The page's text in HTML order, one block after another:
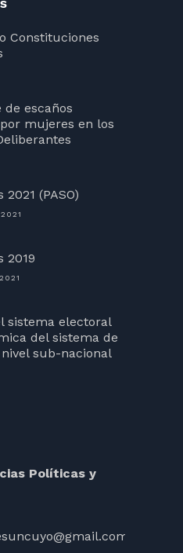
Constituciones
de escaños
mujeres en los
2021 (PASO)
2019
sistema electoral
del sistema de
sub-nacional
Políticas y